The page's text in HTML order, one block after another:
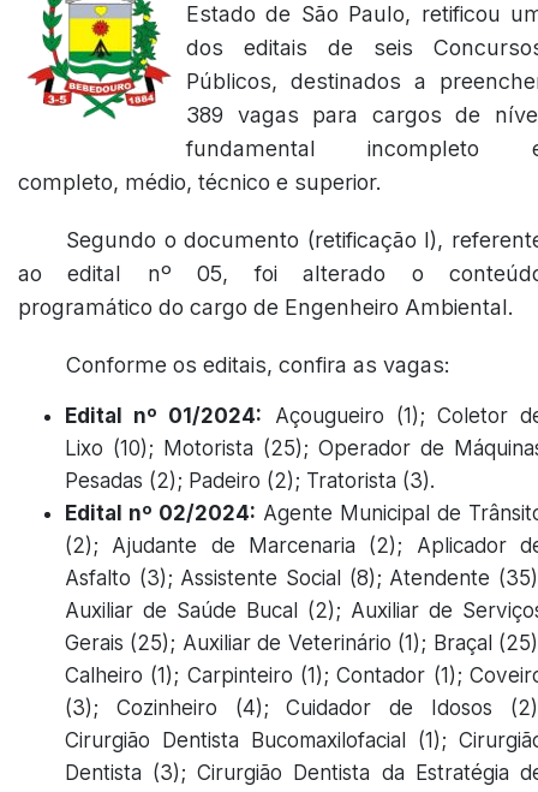
Estado de São Paulo, retificou
dos editais de seis
Públicos, destinados a
389 vagas para cargos de
fundamental incompleto
completo, médio, técnico e superior.
Segundo o documento (retificação I),
ao edital nº 05, foi alterado o
programático do cargo de Engenheiro Ambiental.
Conforme os editais, confira as vagas:
Edital nº 01/2024: Açougueiro (1); Coletor
Lixo (10); Motorista (25); Operador de
Pesadas (2); Padeiro (2); Tratorista (3).
Edital nº 02/2024: Agente Municipal de
(2); Ajudante de Marcenaria (2); Aplicador
Asfalto (3); Assistente Social (8); Atendente
Auxiliar de Saúde Bucal (2); Auxiliar de
Gerais (25); Auxiliar de Veterinário (1); Braçal
Calheiro (1); Carpinteiro (1); Contador (1);
(3); Cozinheiro (4); Cuidador de Idosos
Cirurgião Dentista Bucomaxilofacial (1);
Dentista (3); Cirurgião Dentista da Estratégia